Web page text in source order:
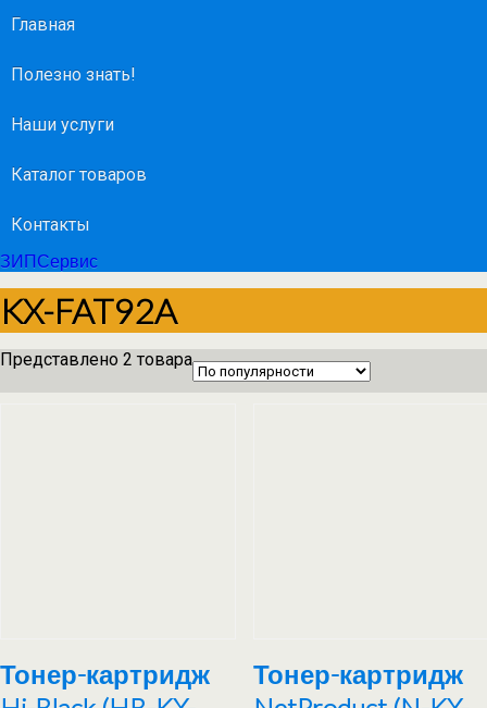
Главная
Полезно знать!
Наши услуги
Каталог товаров
Контакты
ЗИПСервис
KX-FAT92A
Представлено 2 товара
Тонер-картридж
Тонер-картридж